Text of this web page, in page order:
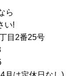
ら
い!
目2番25号